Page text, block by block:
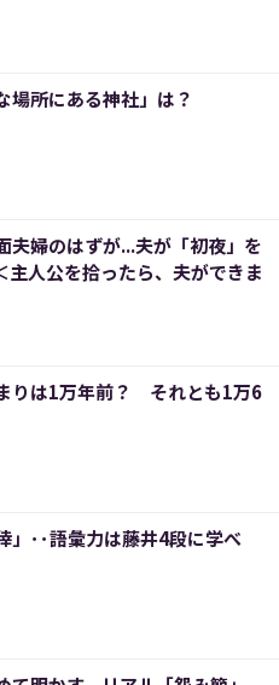
場所にある神社」は？
夫婦のはずが...夫が「初夜」を
主人公を拾ったら、夫ができま
りは1万年前？ それとも1万6
」･･語彙力は藤井4段に学べ